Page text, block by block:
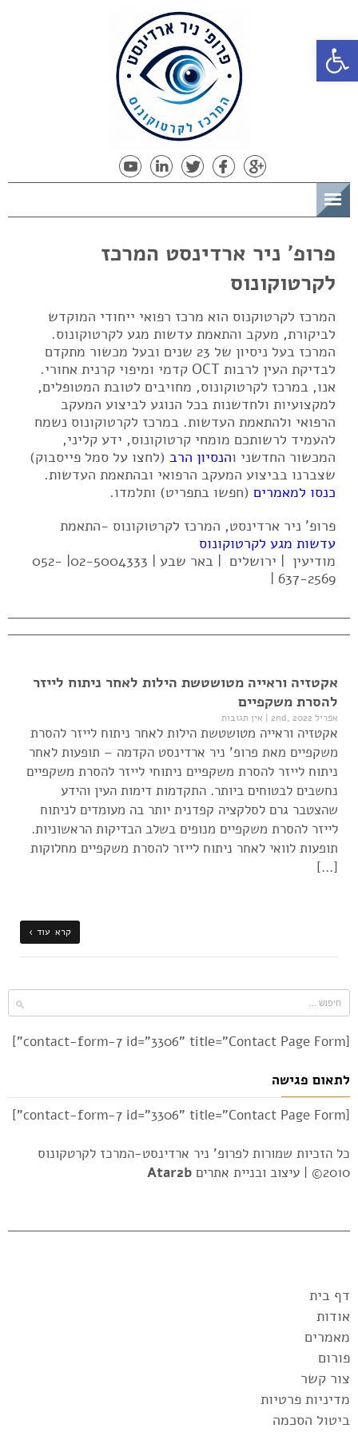
פתח סרגל נגישות
פרופ' ניר ארדינסט המרכז
לקרטוקונוס
המרכז לקרטוקנוס הוא מרכז רפואי ייחודי המוקדש
לביקורת, מעקב והתאמת עדשות מגע לקרטוקונוס.
המרכז בעל ניסיון של 23 שנים ובעל מכשור מתקדם
לבדיקת העין לרבות OCT קדמי ומיפוי קרנית אחורי.
אנו, במרכז לקרטוקונוס, מחויבים לטובת המטופלים,
למקצועיות ולחדשנות בכל הנוגע לביצוע המעקב
הרפואי ולהתאמת העדשות. במרכז לקרטוקונוס נשמח
להעמיד לרשותכם מומחי קרטוקונוס, ידע קליני,
המכשור החדשני והנסיון הרב (לחצו על סמל פייסבוק)
שצברנו בביצוע המעקב הרפואי ובהתאמת העדשות.
כנסו למאמרים (חפשו בתפריט) ותלמדו.
פרופ' ניר ארדינסט, המרכז לקרטוקונוס -התאמת
עדשות מגע לקרטוקונוס
מודיעין | ירושלים | באר שבע | 02-5004333| 052-
637-2569 |
אקטזיה וראייה מטושטשת הילות לאחר ניתוח לייזר
להסרת משקפיים
אפריל 2nd, 2022 | אין תגובות
אקטזיה וראייה מטושטשת הילות לאחר ניתוח לייזר להסרת
משקפיים מאת פרופ' ניר ארדינסט הקדמה – תופעות לאחר
ניתוח לייזר להסרת משקפיים ניתוחי לייזר להסרת משקפיים
נחשבים לבטוחים ביותר. התקדמות דימות העין והידע
שהצטבר גרם לסלקציה קפדנית יותר בה מעומדים לניתוח
לייזר להסרת משקפיים מנופים בשלב הבדיקות הראשוניות.
תופעות לוואי לאחר ניתוח לייזר להסרת משקפיים מחלוקות
[…]
קרא עוד ›
[contact-form-7 id="3306" title="Contact Page Form"]
לתאום פגישה
[contact-form-7 id="3306" title="Contact Page Form"]
כל הזכיות שמורות לפרופ' ניר ארדינסט-המרכז לקרטקונוס
2010© |
עיצוב ובניית אתרים Atar2b
דף בית
אודות
מאמרים
פורום
צור קשר
מדיניות פרטיות
ביטול הסכמה